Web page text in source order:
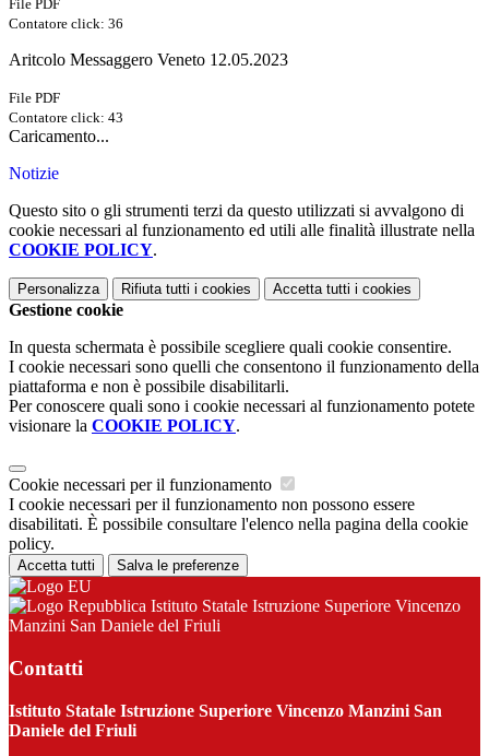
File PDF
Contatore click: 36
Aritcolo Messaggero Veneto 12.05.2023
File PDF
Contatore click: 43
Caricamento...
Notizie
Questo sito o gli strumenti terzi da questo utilizzati si avvalgono di
cookie necessari al funzionamento ed utili alle finalità illustrate nella
COOKIE POLICY.
Personalizza Rifiuta tutti i cookies Accetta tutti i cookies
Gestione cookie
In questa schermata è possibile scegliere quali cookie consentire.
I cookie necessari sono quelli che consentono il funzionamento della
piattaforma e non è possibile disabilitarli.
Per conoscere quali sono i cookie necessari al funzionamento potete
visionare la COOKIE POLICY.
Cookie necessari per il funzionamento
I cookie necessari per il funzionamento non possono essere
disabilitati. È possibile consultare l'elenco nella pagina della cookie
policy.
Accetta tutti Salva le preferenze
Istituto Statale Istruzione Superiore Vincenzo
Manzini San Daniele del Friuli
Contatti
Istituto Statale Istruzione Superiore Vincenzo Manzini San
Daniele del Friuli